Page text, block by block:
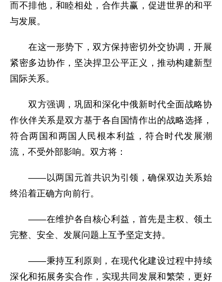
而不排他，和睦相处，合作共赢，促进世界的和平
与发展。
在这一形势下，双方保持密切外交协调，开展
紧密多边协作，坚决捍卫公平正义，推动构建新型
国际关系。
双方强调，巩固和深化中俄新时代全面战略协
作伙伴关系是双方基于各自国情作出的战略选择，
符合两国和两国人民根本利益，符合时代发展潮
流，不受外部影响。双方将：
——以两国元首共识为引领，确保双边关系始
终沿着正确方向前行。
——在维护各自核心利益，首先是主权、领土
完整、安全、发展问题上互予坚定支持。
——秉持互利原则，在现代化建设过程中持续
深化和拓展务实合作，实现共同发展和繁荣，更好